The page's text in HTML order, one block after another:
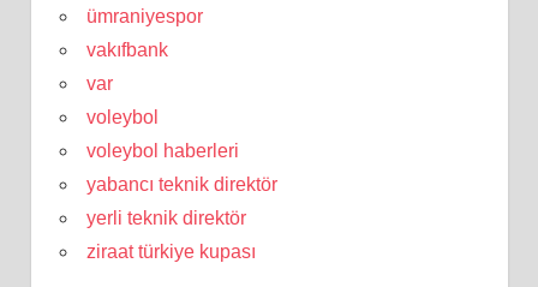
ümraniyespor
vakıfbank
var
voleybol
voleybol haberleri
yabancı teknik direktör
yerli teknik direktör
ziraat türkiye kupası